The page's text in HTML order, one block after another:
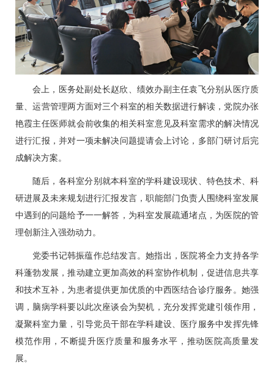
会上，医务处副处长赵欣
、绩效办副主任袁飞分别从医疗质
量、运营管理两方面对三个科室的相关数据进行解读，党院办张
艳霞主任医师就会前收集的相关科室意见及科室需求的解决情况
进行汇报，并对一项未解决问题提请会上讨论，多部门研讨后完
成解决方案。
随后，各科室分别就本科室的学科建设现状、特色技术、科
研进展及未来规划进行汇报发言，职能部门负责人围绕科室发展
中遇到的问题给予一一解答，为科室发展疏通堵点，为医院的管
理创新注入强劲动力。
党委书记韩振蕴作总结发言。她指出，医院将全力支持各学
科蓬勃发展，推动建立更加高效的科室协作机制，促进信息共享
和技术互补，为患者提供更加优质的中西医结合诊疗服务。她强
调， 脑病学科要以此次座谈会为契机，充分发挥党建引领作用，
凝聚科室力量，引导党员干部在学科建设、医疗服务中发挥先锋
模范作用，不断提升医疗质量和服务水平，推动医院高质量发
展。